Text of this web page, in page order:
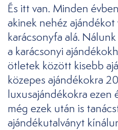
És itt van. Minden
akinek nehéz ajándékot
karácsonyfa alá.
a karácsonyi
ötletek között kisebb
közepes ajándékokra
luxusajándékokra ezen
még ezek után is
ajándékutalványt